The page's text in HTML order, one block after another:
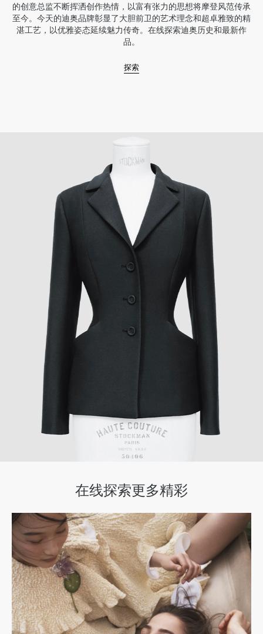
的创意总监不断挥洒创作热情，以富有张力的思想将摩登风范传承
至今。今天的迪奥品牌彰显了大胆前卫的艺术理念和超卓雅致的精
湛工艺，以优雅姿态延续魅力传奇。在线探索迪奥历史和最新作
品。
探索
在线探索更多精彩